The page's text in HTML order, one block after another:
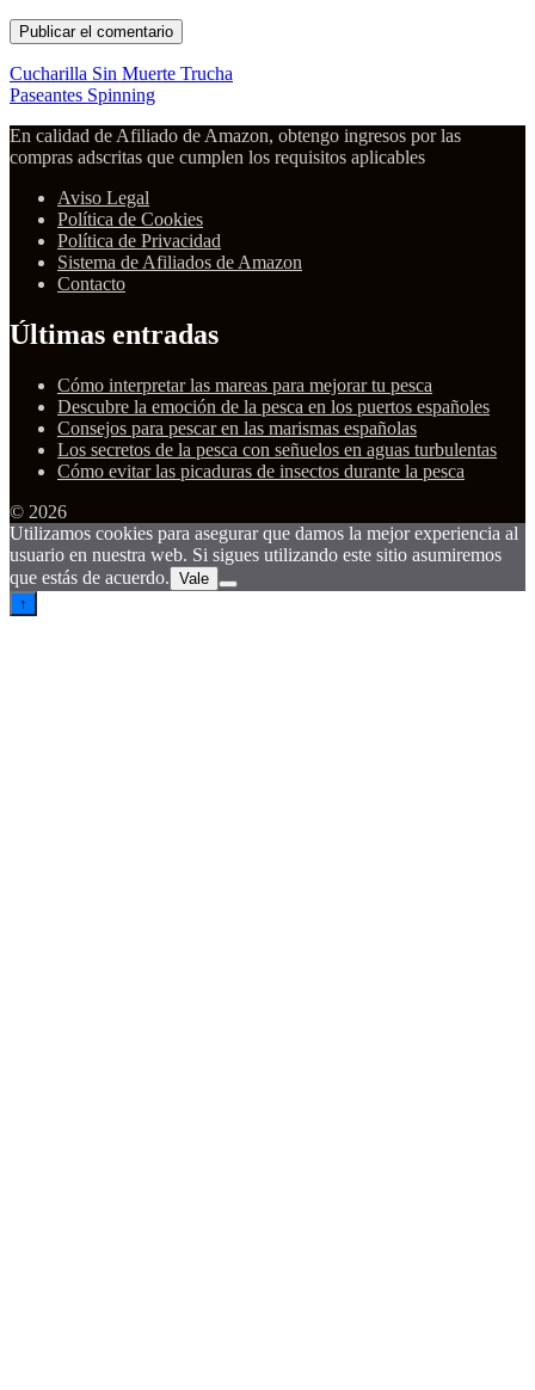
Cucharilla Sin Muerte Trucha
Paseantes Spinning
En calidad de Afiliado de Amazon, obtengo ingresos por las
compras adscritas que cumplen los requisitos aplicables
Aviso Legal
Política de Cookies
Política de Privacidad
Sistema de Afiliados de Amazon
Contacto
Últimas entradas
Cómo interpretar las mareas para mejorar tu pesca
Descubre la emoción de la pesca en los puertos españoles
Consejos para pescar en las marismas españolas
Los secretos de la pesca con señuelos en aguas turbulentas
Cómo evitar las picaduras de insectos durante la pesca
© 2026
Utilizamos cookies para asegurar que damos la mejor experiencia al
usuario en nuestra web. Si sigues utilizando este sitio asumiremos
que estás de acuerdo. Vale
↑